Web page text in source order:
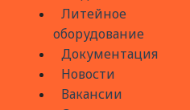
Литейное
оборудование
Документация
Новости
Вакансии